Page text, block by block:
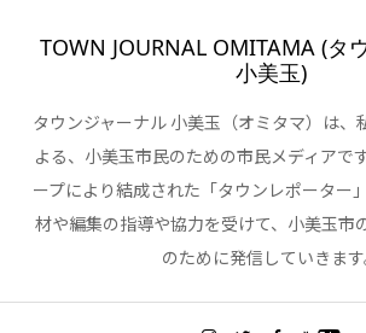
TOWN JOURNAL OMITAMA (タ
小美玉)
タウンジャーナル 小美玉（オミタマ）は、
よる、小美玉市民のための市民メディアで
ープにより結成された「タウンレポーター
材や編集の指導や協力を受けて、小美玉市
のために発信していきます